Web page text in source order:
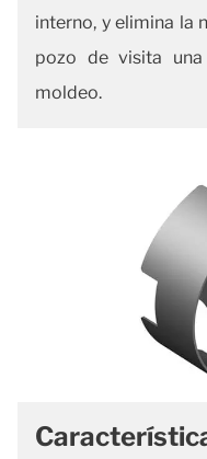
interno, y elimina la
pozo de visita
moldeo.